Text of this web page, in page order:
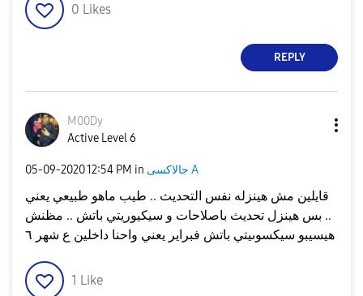
0 Likes
REPLY
M00Dy
Active Level 6
‎05-09-202012:54 PM in جالاكسى A
قايلين مش هينزله نفس التحديث .. طيب ماهو طبيعي يعني
.. بس هينزل تحديث باصلاحات و سيكيوريتي باتش .. مظنش
هيسيبو سيكسوىيتي باتش فبراير يعني واحنا داخلين ع شهر ٦
1 Like